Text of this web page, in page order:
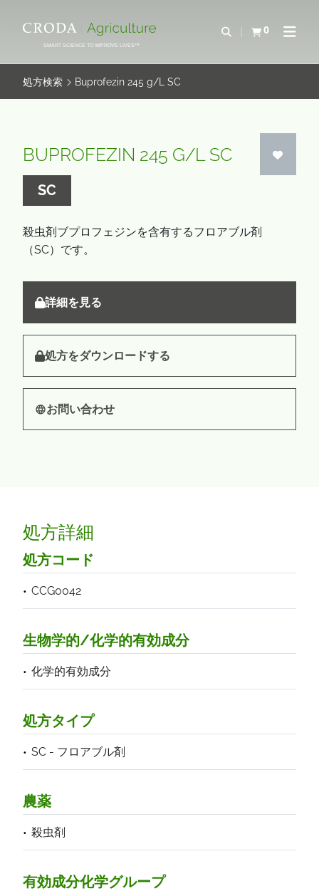
ン
を
ー
ス
SMART SCIENCE TO IMPROVE LIVES™
検索を開く
0
カートを確認す
ナビ
処方検索 Buprofezin 245 g/L SC
BUPROFEZIN 245 G/L SC
SC
殺虫剤ブプロフェジンを含有するフロアブル剤
（SC）です。
詳細を見る
処方をダウンロードする
お問い合わせ
処方詳細
処方コード
CCG0042
生物学的/化学的有効成分
化学的有効成分
処方タイプ
SC - フロアブル剤
農薬
殺虫剤
有効成分化学グループ